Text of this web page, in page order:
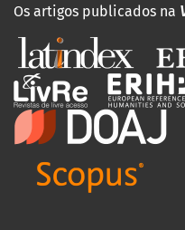
Os artigos publicados na